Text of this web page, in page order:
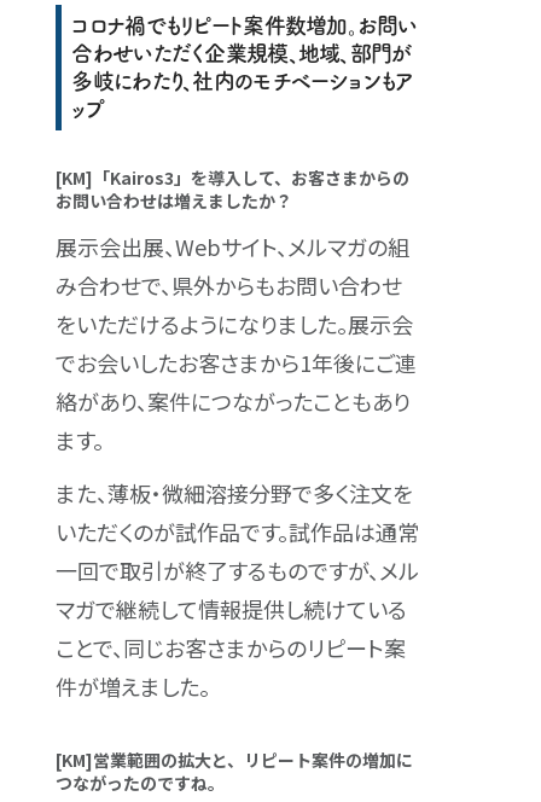
コロナ禍でもリピート案件数増加。お問い
合わせいただく企業規模、地域、部門が
多岐にわたり、社内のモチベーションもア
ップ
[KM]「Kairos3」を導入して、お客さまからの
お問い合わせは増えましたか？
展示会出展、Webサイト、メルマガの組
み合わせで、県外からもお問い合わせ
をいただけるようになりました。展示会
でお会いしたお客さまから1年後にご連
絡があり、案件につながったこともあり
ます。
また、薄板・微細溶接分野で多く注文を
いただくのが試作品です。試作品は通常
一回で取引が終了するものですが、メル
マガで継続して情報提供し続けている
ことで、同じお客さまからのリピート案
件が増えました。
[KM]営業範囲の拡大と、リピート案件の増加に
つながったのですね。